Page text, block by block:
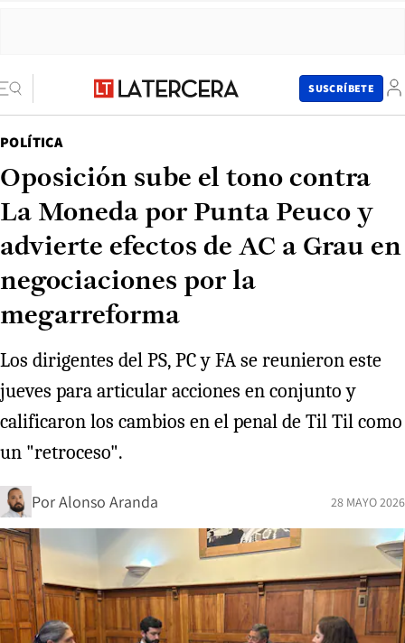
SUSCRÍBETE
POLÍTICA
Oposición sube el tono contra
La Moneda por Punta Peuco y
advierte efectos de AC a Grau en
negociaciones por la
megarreforma
Los dirigentes del PS, PC y FA se reunieron este
jueves para articular acciones en conjunto y
calificaron los cambios en el penal de Til Til como
un "retroceso".
PorAlonso Aranda 28 MAYO 2026